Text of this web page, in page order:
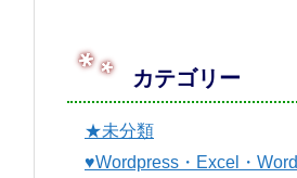
カテゴリー
★未分類
♥Wordpress・Excel・Word